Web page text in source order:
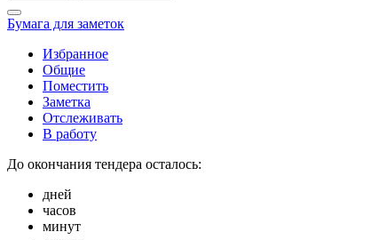
Бумага для заметок
Избранное
Общие
Поместить
Заметка
Отслеживать
В работу
До окончания тендера осталось:
дней
часов
минут